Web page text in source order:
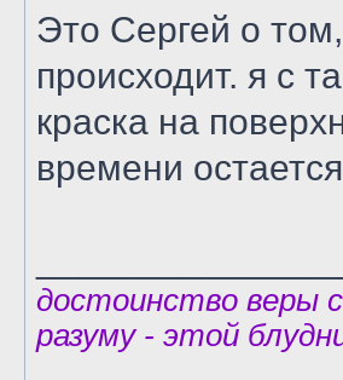
Это Сергей о
происходит. я с
краска на
времени
достоинство веры
разуму - этой